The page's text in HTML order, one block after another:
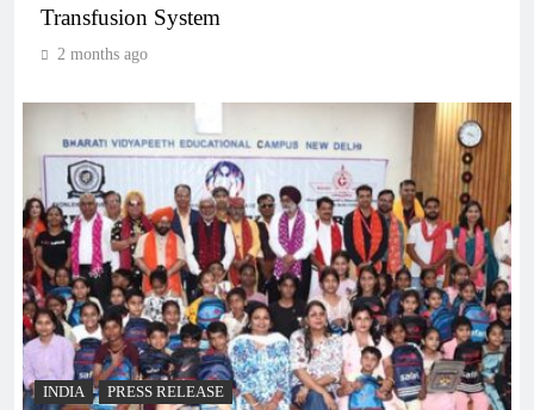
Transfusion System
2 months ago
INDIA PRESS RELEASE